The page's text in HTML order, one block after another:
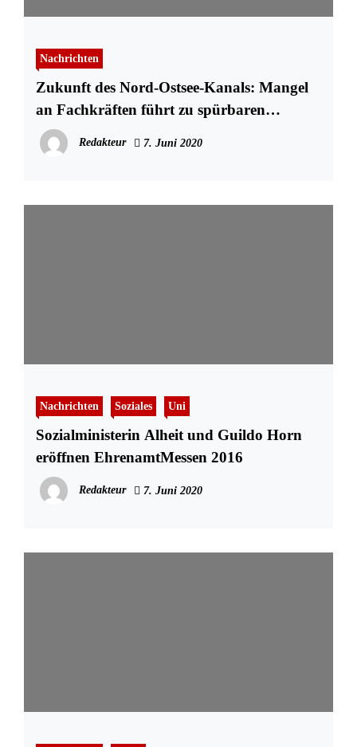
Nachrichten
Zukunft des Nord-Ostsee-Kanals: Mangel
an Fachkräften führt zu spürbaren
Verzögerungen
Redakteur 7. Juni 2020
Nachrichten Soziales Uni
Sozialministerin Alheit und Guildo Horn
eröffnen EhrenamtMessen 2016
Redakteur 7. Juni 2020